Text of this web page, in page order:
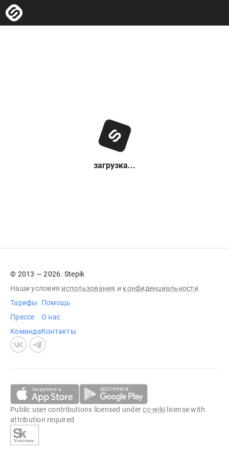
загрузка...
© 2013 — 2026. Stepik
Наши условия использования и конфиденциальности
Тарифы
Прессе
Команда
Помощь
О нас
Контакты
Public user contributions licensed undercc-wiki license with
attribution required